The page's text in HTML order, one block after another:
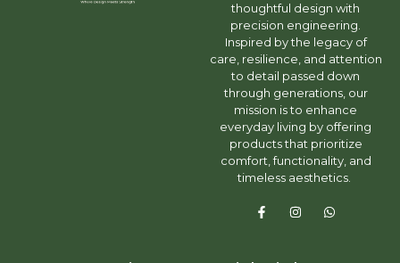
thoughtful design with
precision engineering.
Inspired by the legacy of
care, resilience, and attention
to detail passed down
through generations, our
mission is to enhance
everyday living by offering
products that prioritize
comfort, functionality, and
timeless aesthetics.